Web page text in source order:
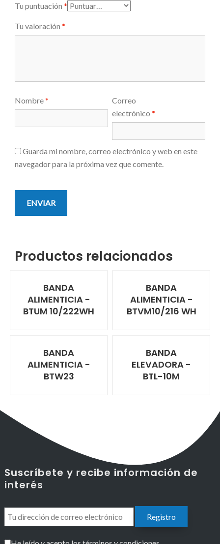
Tu puntuación *
Tu valoración *
Nombre*
Correo
electrónico *
Guarda mi nombre, correo electrónico y web en este
navegador para la próxima vez que comente.
Productos relacionados
BANDA
ALIMENTICIA -
BTUM 10/222WH
BANDA
ALIMENTICIA -
BTVM10/216 WH
BANDA
ALIMENTICIA -
BTW23
BANDA
ELEVADORA -
BTL-10M
Suscríbete y recibe información de
interés